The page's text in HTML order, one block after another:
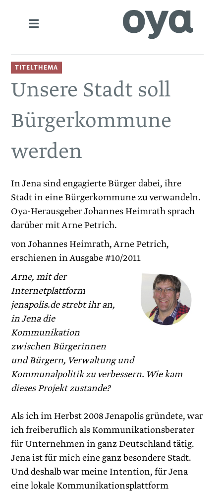
TITELTHEMA
Unsere Stadt soll
Bürgerkommune
werden
In Jena sind engagierte Bürger dabei, ihre
Stadt in eine Bürgerkommune zu verwandeln.
Oya-Herausgeber Johannes Heimrath sprach
darüber mit Arne Petrich.
von Johannes Heimrath, Arne Petrich,
erschienen in Ausgabe #10/2011
Arne, mit der
Internetplattform
jenapolis.de strebt ihr an,
in Jena die
Kommunikation
zwischen Bürgerinnen
und Bürgern, Verwaltung und
Kommunalpolitik zu verbessern. Wie kam
dieses Projekt zustande?
Als ich im Herbst 2008 Jenapolis gründete, war
ich freiberuflich als Kommunikationsberater
für Unternehmen in ganz Deutschland tätig.
Jena ist für mich eine ganz besondere Stadt.
Und deshalb war meine Intention, für Jena
eine lokale Kommunikationsplattform